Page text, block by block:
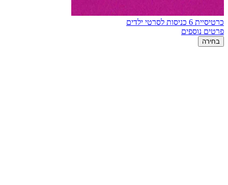
כרטיסיית 6 כניסות לסרטי ילדים
פרטים נוספים
בחירה